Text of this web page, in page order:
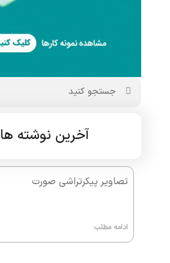
آخرین نوشته ها
تصاویر پیکرتراشی صورت
ادامه مطلب